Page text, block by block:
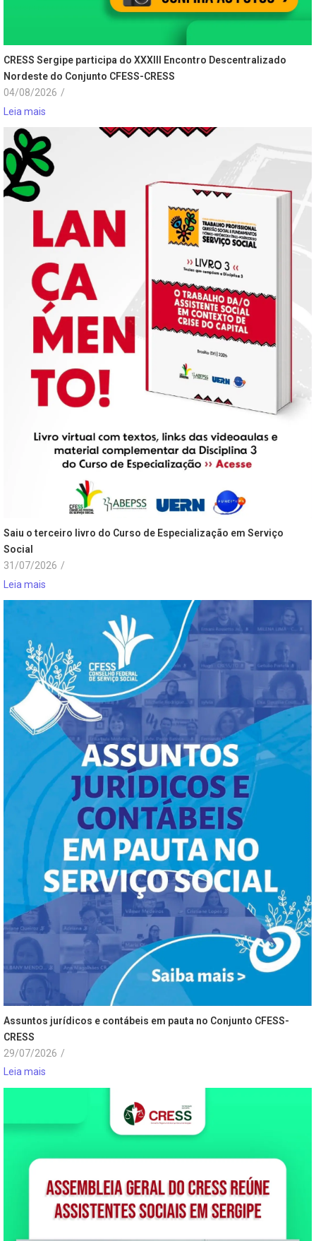
CRESS Sergipe participa do XXXIII Encontro Descentralizado
Nordeste do Conjunto CFESS-CRESS
04/08/2026 /
Leia mais
Saiu o terceiro livro do Curso de Especialização em Serviço
Social
31/07/2026 /
Leia mais
Assuntos jurídicos e contábeis em pauta no Conjunto CFESS-
CRESS
29/07/2026 /
Leia mais